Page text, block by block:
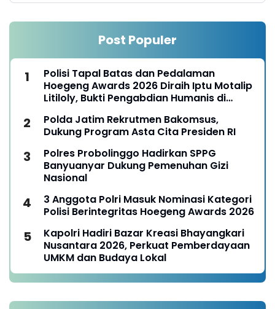
Post Populer
Polisi Tapal Batas dan Pedalaman
Hoegeng Awards 2026 Diraih Iptu Motalip
Litiloly, Bukti Pengabdian Humanis di
Polda Jatim Rekrutmen Bakomsus,
Dukung Program Asta Cita Presiden RI
Polres Probolinggo Hadirkan SPPG
Banyuanyar Dukung Pemenuhan Gizi
Nasional
3 Anggota Polri Masuk Nominasi Kategori
Polisi Berintegritas Hoegeng Awards 2026
Kapolri Hadiri Bazar Kreasi Bhayangkari
Nusantara 2026, Perkuat Pemberdayaan
UMKM dan Budaya Lokal